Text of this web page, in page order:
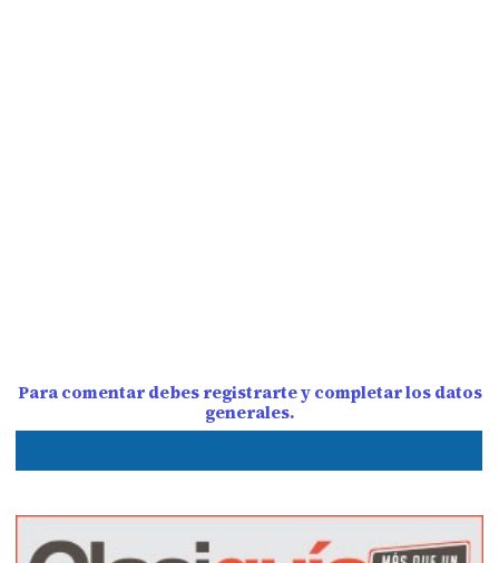
Para comentar debes registrarte y completar los datos
generales.